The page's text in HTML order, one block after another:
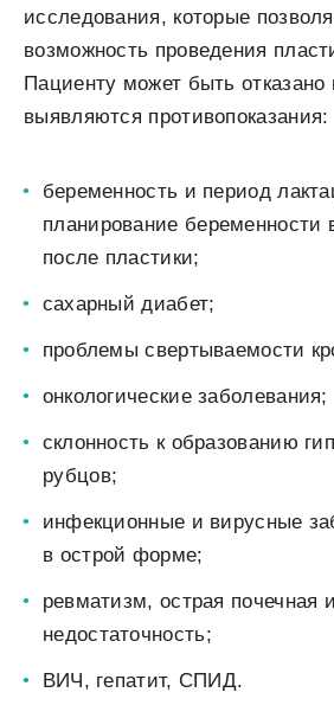
исследования, которые
возможность проведения
Пациенту может быть
выявляются противопоказания:
беременность и период
планирование беременности
после пластики;
сахарный диабет;
проблемы свертываемости
онкологические заболевания;
склонность к образованию
рубцов;
инфекционные и вирусные
в острой форме;
ревматизм, острая почечная
недостаточность;
ВИЧ, гепатит, СПИД.